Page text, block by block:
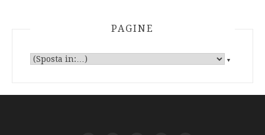
PAGINE
▼